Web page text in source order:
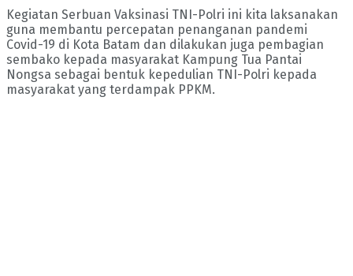
Kegiatan Serbuan Vaksinasi TNI-Polri ini kita laksanakan
guna membantu percepatan penanganan pandemi
Covid-19 di Kota Batam dan dilakukan juga pembagian
sembako kepada masyarakat Kampung Tua Pantai
Nongsa sebagai bentuk kepedulian TNI-Polri kepada
masyarakat yang terdampak PPKM.